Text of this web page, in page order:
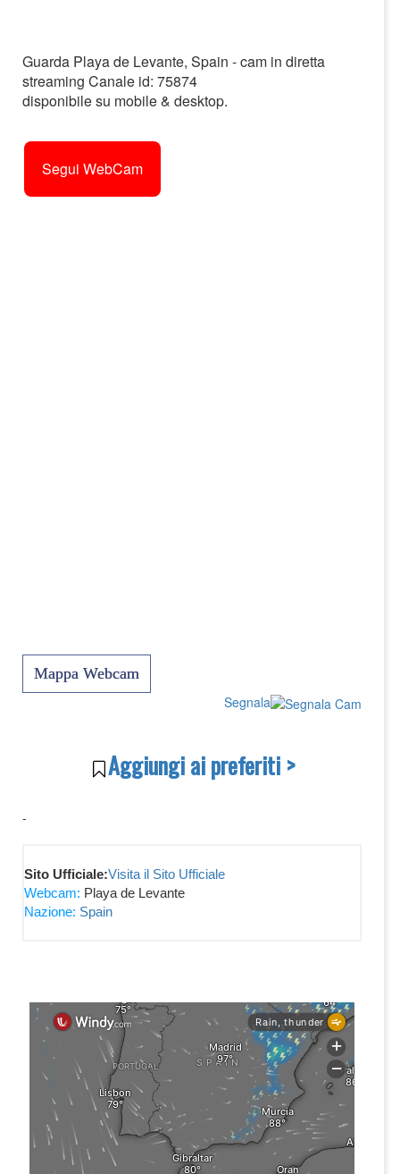
Guarda Playa de Levante, Spain - cam in diretta
streaming Canale id: 75874
disponibile su mobile & desktop.
Mappa Webcam
Segnala
Aggiungi ai preferiti >
-
Sito Ufficiale:Visita il Sito Ufficiale
Webcam: Playa de Levante
Nazione: Spain